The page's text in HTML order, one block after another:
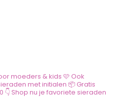
moeders & kids 🩷 Ook
met initialen 📦 Gratis
👇 Shop nu je favoriete sieraden